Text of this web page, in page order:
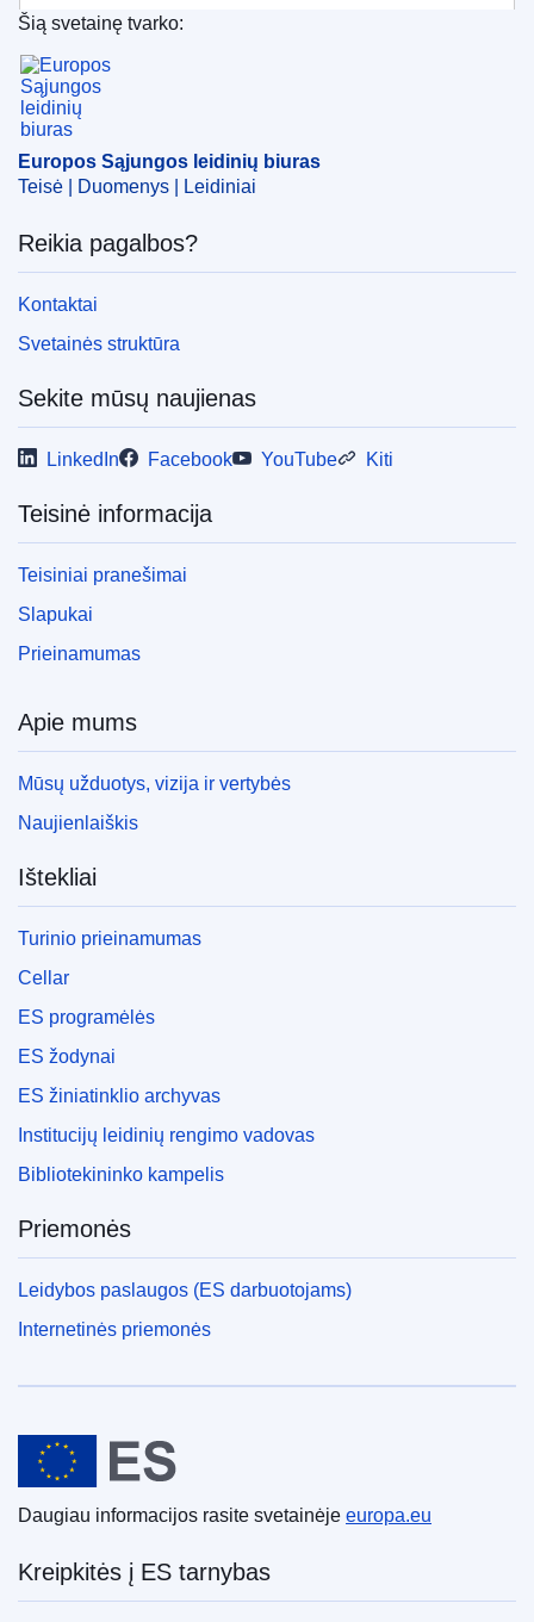
stabilumo, finansinių paslaugų ir kapitalo rinkų sąjungos
Tema:
rinka
kapitalo rinka,kreditas,prekybos informacija
standartas
OJ : JOL_2020_289_R_0005
Europos Sąjungos leidinių biuras
Šią svetainę tvarko:
Europos Sąjungos leidinių biuras
Teisė | Duomenys | Leidiniai
Reikia pagalbos?
Kontaktai
Svetainės struktūra
Sekite mūsų naujienas
LinkedIn Facebook YouTube Kiti
Teisinė informacija
Teisiniai pranešimai
Slapukai
Prieinamumas
Apie mums
Mūsų užduotys, vizija ir vertybės
Naujienlaiškis
Ištekliai
Turinio prieinamumas
Cellar
ES programėlės
ES žodynai
ES žiniatinklio archyvas
Institucijų leidinių rengimo vadovas
Bibliotekininko kampelis
Priemonės
Leidybos paslaugos (ES darbuotojams)
Internetinės priemonės
Europos Sąjunga
Daugiau informacijos rasite svetainėje europa.eu
Kreipkitės į ES tarnybas